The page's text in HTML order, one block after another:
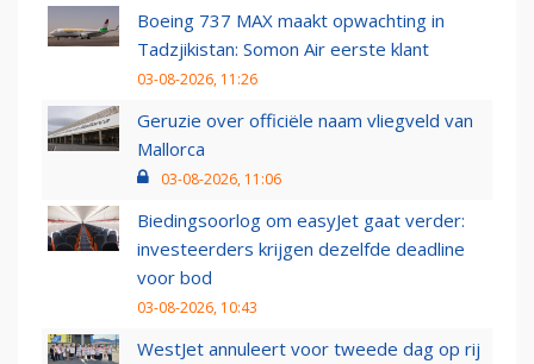
Boeing 737 MAX maakt opwachting in
Tadzjikistan: Somon Air eerste klant
03-08-2026, 11:26
Geruzie over officiële naam vliegveld van
Mallorca
03-08-2026, 11:06
Biedingsoorlog om easyJet gaat verder:
investeerders krijgen dezelfde deadline
voor bod
03-08-2026, 10:43
WestJet annuleert voor tweede dag op rij